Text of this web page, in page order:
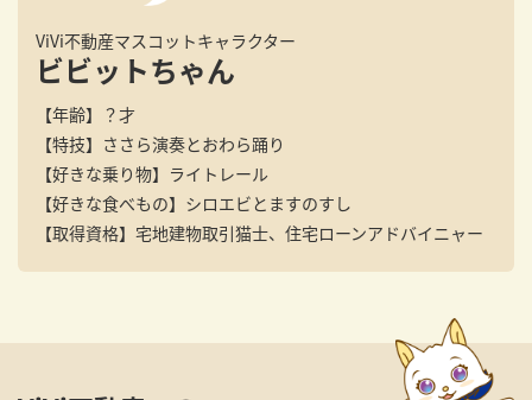
ViVi不動産マスコットキャラクター
ビビットちゃん
【年齢】 ？才
【特技】 ささら演奏とおわら踊り
【好きな乗り物】 ライトレール
【好きな食べもの】 シロエビとますのすし
【取得資格】 宅地建物取引猫士、住宅ローンアドバイニャー